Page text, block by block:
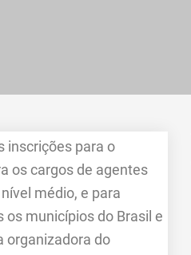
inscrições para o
os cargos de agentes
médio, e para
municípios do Brasil e
organizadora do